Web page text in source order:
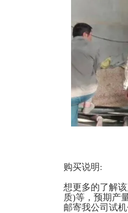
购买说明:
想更多的了解
质)等，预期产
邮寄我公司试